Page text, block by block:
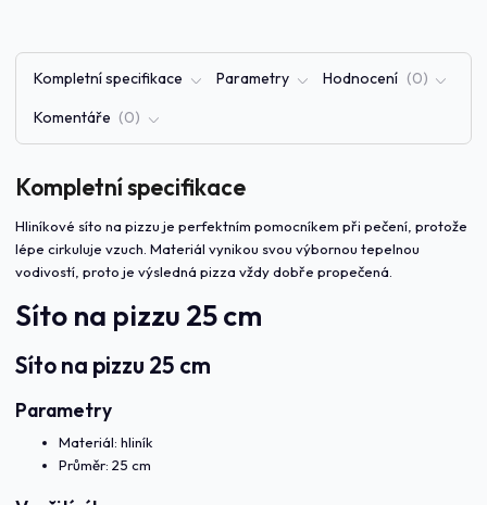
Kompletní specifikace Parametry Hodnocení 0
Komentáře 0
Kompletní specifikace
Hliníkové síto na pizzu je perfektním pomocníkem při pečení, protože
lépe cirkuluje vzuch. Materiál vynikou svou výbornou tepelnou
vodivostí, proto je výsledná pizza vždy dobře propečená.
Síto na pizzu 25 cm
Síto na pizzu 25 cm
Parametry
Materiál: hliník
Průměr: 25 cm